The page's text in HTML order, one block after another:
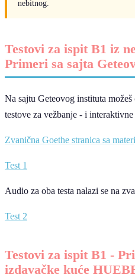
nebitnog.
Testovi za ispit B1 iz
Primeri sa sajta
Na sajtu Geteovog instituta možeš
testove za vežbanje - i
Zvanična Goethe stranica sa
Test 1
Audio za oba testa nalazi se na
Test 2
Testovi za ispit B1 -
izdavačke kuće